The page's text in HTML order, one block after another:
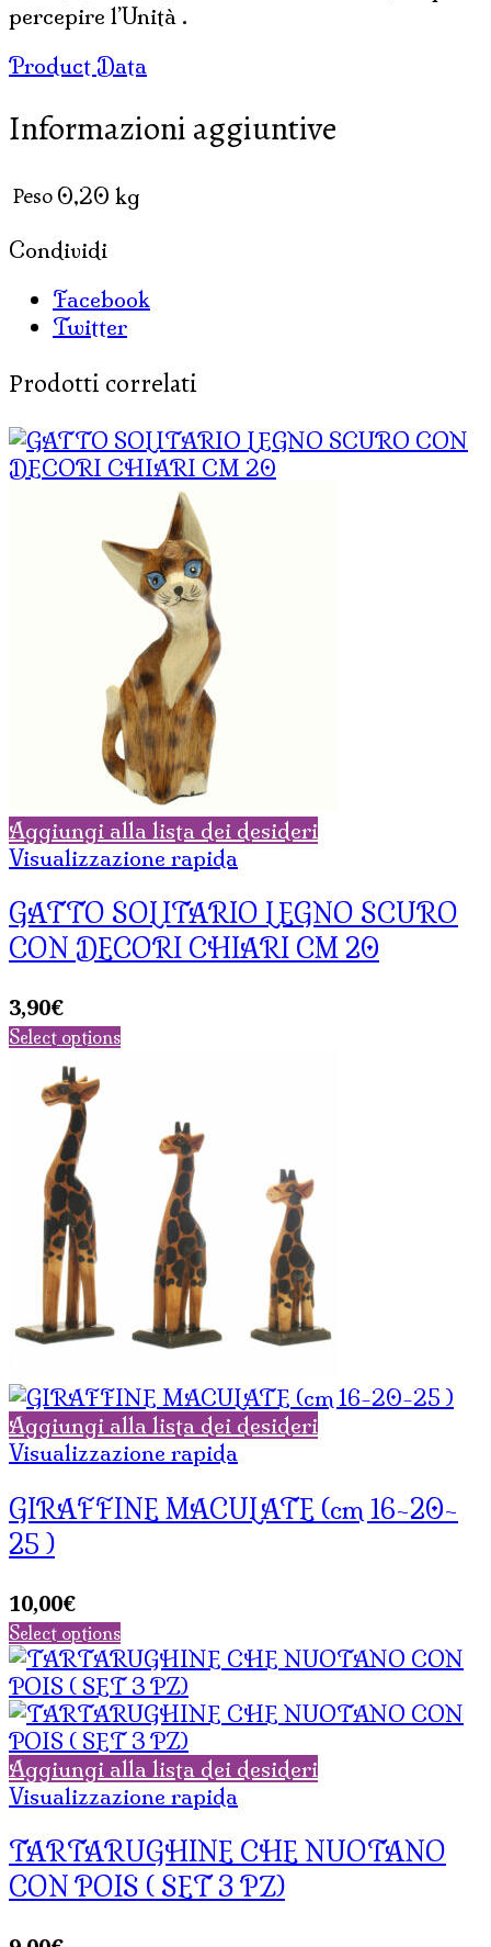
percepire l’Unità .
Product Data
Informazioni aggiuntive
Peso 0,20 kg
Condividi
Facebook
Twitter
Prodotti correlati
Aggiungi alla lista dei desideri
Visualizzazione rapida
GATTO SOLITARIO LEGNO SCURO
CON DECORI CHIARI CM 20
3,90€
Select options
Aggiungi alla lista dei desideri
Visualizzazione rapida
GIRAFFINE MACULATE (cm 16-20-
25 )
10,00€
Select options
Aggiungi alla lista dei desideri
Visualizzazione rapida
TARTARUGHINE CHE NUOTANO
CON POIS ( SET 3 PZ)